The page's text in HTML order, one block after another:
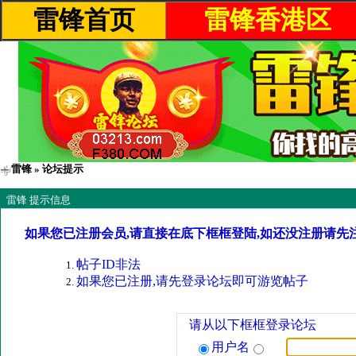
雷锋首页 雷锋香港区
雷锋 » 论坛提示
雷锋 提示信息
如果您已注册会员,请直接在底下框框登陆,如还没注册请先
帖子ID非法
如果您已注册,请先登录论坛即可游览帖子
请从以下框框登录论坛
用户名